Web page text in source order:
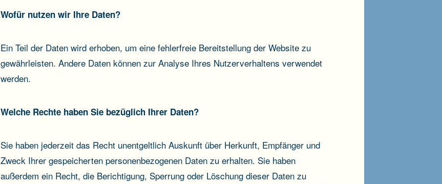
Wofür nutzen wir Ihre Daten?
Ein Teil der Daten wird erhoben, um eine fehlerfreie Bereitstellung der Website zu
gewährleisten. Andere Daten können zur Analyse Ihres Nutzerverhaltens verwendet
werden.
Welche Rechte haben Sie bezüglich Ihrer Daten?
Sie haben jederzeit das Recht unentgeltlich Auskunft über Herkunft, Empfänger und
Zweck Ihrer gespeicherten personenbezogenen Daten zu erhalten. Sie haben
außerdem ein Recht, die Berichtigung, Sperrung oder Löschung dieser Daten zu